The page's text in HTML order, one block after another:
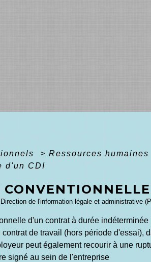
> Ressources humaines
d'un CDI
de l'information légale et administrative
d'un contrat à durée
contrat de travail (hors période
peut également recourir à une
signé au sein de l'entreprise